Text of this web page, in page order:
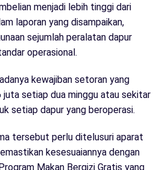
menjadi lebih tinggi dari
laporan yang disampaikan,
sejumlah peralatan dapur
operasional.
kewajiban setoran yang
setiap dua minggu atau sekitar
setiap dapur yang beroperasi.
tersebut perlu ditelusuri aparat
kesesuaiannya dengan
Makan Bergizi Gratis yang